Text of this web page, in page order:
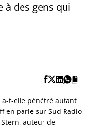
à des gens qui
t-elle pénétré autant
en parle sur Sud Radio
auteur de